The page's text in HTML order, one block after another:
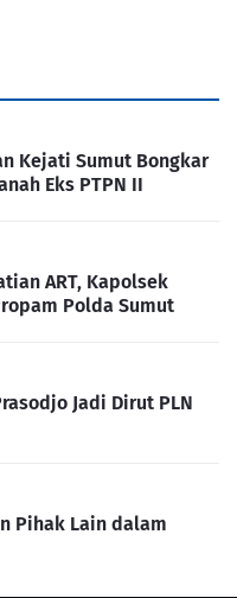
Kejati Sumut Bongkar
Eks PTPN II
ART, Kapolsek
Polda Sumut
Jadi Dirut PLN
Pihak Lain dalam